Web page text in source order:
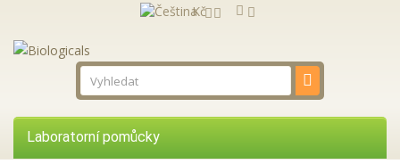
Laboratorní pomůcky
Kč